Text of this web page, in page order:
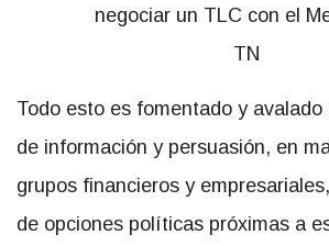
Todo esto es fomentado y avalado
de información y persuasión, en
grupos financieros y
de opciones políticas próximas a